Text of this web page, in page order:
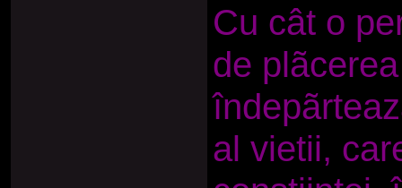
Cu cât o
de
al vietii,